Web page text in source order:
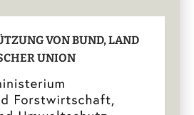
VON BUND, LAND
UNION